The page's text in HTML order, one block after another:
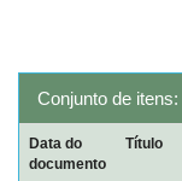
Conjunto de itens:
Data do
documento
Título